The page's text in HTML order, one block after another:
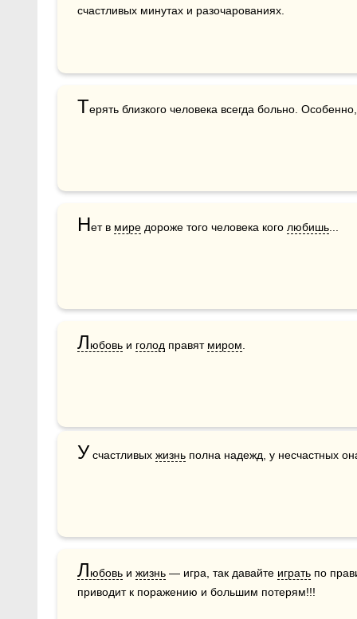
счастливых минутах и разочарованиях.
Терять близкого человека всегда больно.
Нет в мире дороже того человека кого любишь
Любовь и голод правят миром
У счастливых жизнь полна надежд, у несчастных
Любовь и жизнь — игра, так давайте играть по
приводит к поражению и большим потерям!!!